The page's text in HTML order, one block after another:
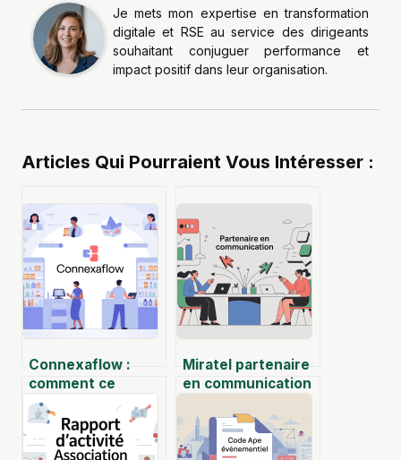
Je mets mon expertise en transformation
digitale et RSE au service des dirigeants
souhaitant conjuguer performance et
impact positif dans leur organisation.
Articles Qui Pourraient Vous Intéresser :
Connexaflow :
comment ce
logiciel réinvente
la gestion des flux
en pharmacie
Miratel partenaire
en communication
meilleur de cette
collaboration